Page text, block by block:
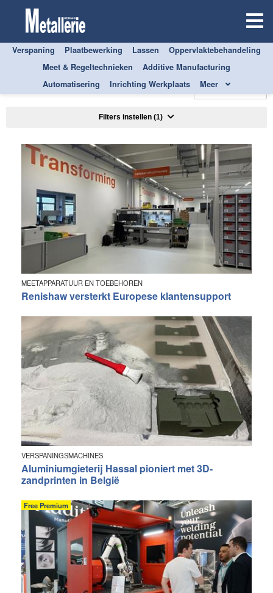
Verspaning Plaatbewerking Lassen
Oppervlaktebehandeling
Meet & Regeltechnieken
Additive Manufacturing
Automatisering
Inrichting Werkplaats Meer
ADDITIVE MANUFACTURING 3D PRINTERS
Sorteren op
Filters instellen (1)
MEETAPPARATUUR EN TOEBEHOREN
Renishaw versterkt Europese klantensupport
VERSPANINGSMACHINES
Aluminiumgieterij Hassal pioniert met 3D-
zandprinten in België
Free Premium